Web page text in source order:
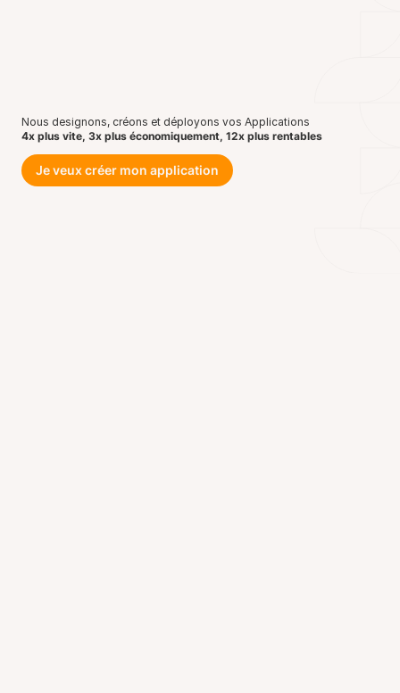
Nous designons, créons et déployons vos Applications
4x plus vite, 3x plus économiquement, 12x plus rentables
Je veux créer mon application